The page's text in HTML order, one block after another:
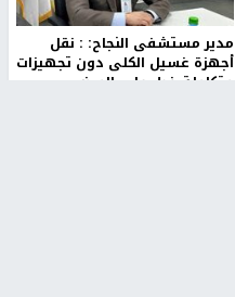
مدير مستشفى النجاح: : نقل
أجهزة غسيل الكلى دون تجهيزات
متكاملة خطر على المرضى